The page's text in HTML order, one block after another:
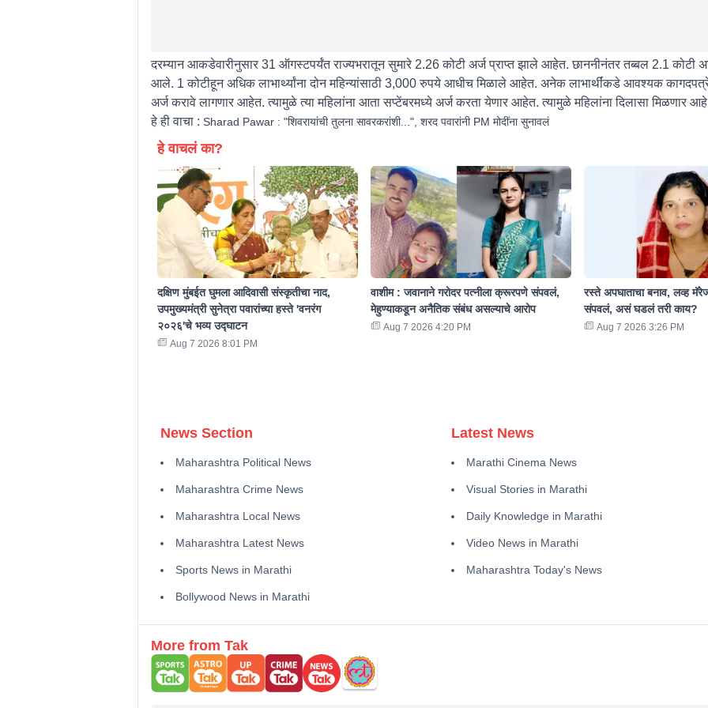
दरम्यान आकडेवारीनुसार 31 ऑगस्टपर्यंत राज्यभरातून सुमारे 2.26 कोटी अर्ज प्राप्त झाले आहेत. छाननीनंतर तब्बल 2.1 कोटी
आले. 1 कोटीहून अधिक लाभार्थ्यांना दोन महिन्यांसाठी 3,000 रुपये आधीच मिळाले आहेत. अनेक लाभार्थींकडे आवश्यक
अर्ज करावे लागणार आहेत. त्यामुळे त्या महिलांना आता सप्टेंबरमध्ये अर्ज करता येणार आहेत. त्यामुळे महिलांना दिलासा मिळणार
हे ही वाचा : Sharad Pawar : "शिवरायांची तुलना सावरकरांशी...", शरद पवारांनी PM मोदींना सुनावलं
हे वाचलं का?
दक्षिण मुंबईत घुमला आदिवासी संस्कृतीचा नाद,
उपमुख्यमंत्री सुनेत्रा पवारांच्या हस्ते 'वनरंग
२०२६'चे भव्य उद्घाटन
Aug 7 2026 8:01 PM
वाशीम : जवानाने गरोदर पत्नीला क्रूरपणे संपवलं,
मेहुण्याकडून अनैतिक संबंध असल्याचे आरोप
Aug 7 2026 4:20 PM
रस्ते अपघाताचा बनाव, लव्ह
संपवलं, असं घडलं तरी काय?
Aug 7 2026 3:26 PM
News Section
Maharashtra Political News
Maharashtra Crime News
Maharashtra Local News
Maharashtra Latest News
Sports News in Marathi
Bollywood News in Marathi
Latest News
Marathi Cinema News
Visual Stories in Marathi
Daily Knowledge in Marathi
Video News in Marathi
Maharashtra Today's News
More from Tak